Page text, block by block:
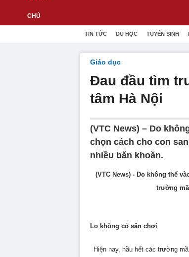
TIN TỨC DU HỌC TUYỂN SINH
Giáo dục
Đau đầu tìm
tâm Hà Nội
(VTC News) – Do
chọn cách cho con
nhiều băn khoăn.
(VTC News) - Do không thể
trường
Lo không có sân chơi
Hiện nay, hầu hết các trường